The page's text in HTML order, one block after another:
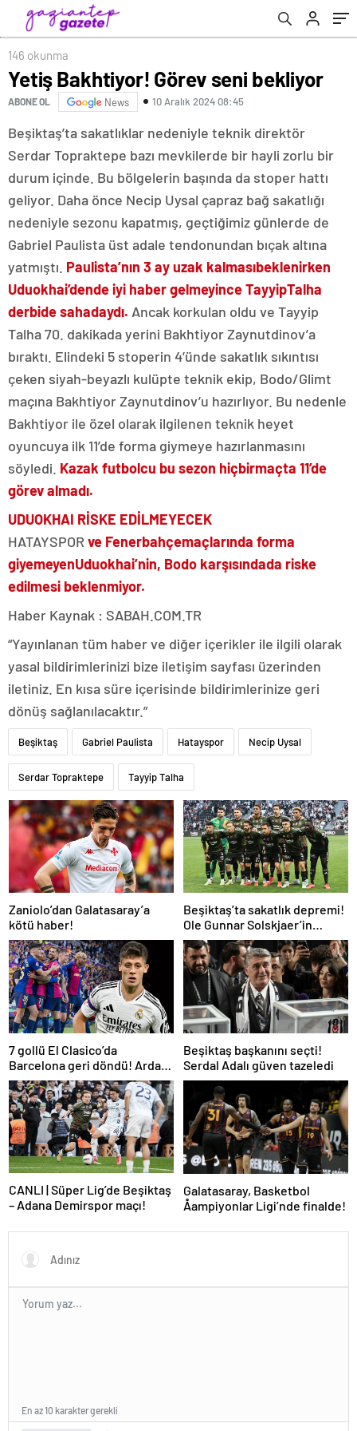
146 okunma
Yetiş Bakhtiyor! Görev seni bekliyor
ABONE OL News 10 Aralık 2024 08:45
Beşiktaş’ta sakatlıklar nedeniyle teknik direktör
Serdar Topraktepe bazı mevkilerde bir hayli zorlu bir
durum içinde. Bu bölgelerin başında da stoper hattı
geliyor. Daha önce Necip Uysal çapraz bağ sakatlığı
nedeniyle sezonu kapatmış, geçtiğimiz günlerde de
Gabriel Paulista üst adale tendonundan bıçak altına
yatmıştı. Paulista’nın 3 ay uzak kalmasıbeklenirken
Uduokhai’dende iyi haber gelmeyince TayyipTalha
derbide sahadaydı. Ancak korkulan oldu ve Tayyip
Talha 70. dakikada yerini Bakhtiyor Zaynutdinov’a
bıraktı. Elindeki 5 stoperin 4’ünde sakatlık sıkıntısı
çeken siyah-beyazlı kulüpte teknik ekip, Bodo/Glimt
maçına Bakhtiyor Zaynutdinov’u hazırlıyor. Bu nedenle
Bakhtiyor ile özel olarak ilgilenen teknik heyet
oyuncuya ilk 11’de forma giymeye hazırlanmasını
söyledi. Kazak futbolcu bu sezon hiçbirmaçta 11’de
görev almadı.
UDUOKHAI RİSKE EDİLMEYECEK
HATAYSPOR ve Fenerbahçemaçlarında forma
giyemeyenUduokhai’nin, Bodo karşısındada riske
edilmesi beklenmiyor.
Haber Kaynak : SABAH.COM.TR
“Yayınlanan tüm haber ve diğer içerikler ile ilgili olarak
yasal bildirimlerinizi bize iletişim sayfası üzerinden
iletiniz. En kısa süre içerisinde bildirimlerinize geri
dönüş sağlanılacaktır.”
Beşiktaş Gabriel Paulista Hatayspor Necip Uysal
Serdar Topraktepe Tayyip Talha
Zaniolo’dan Galatasaray’a
kötü haber!
Beşiktaş’ta sakatlık depremi!
Ole Gunnar Solskjaer’in
tepkisi dikkat çekti
7 gollü El Clasico’da
Barcelona geri döndü! Arda
oynadı, Mbappe yetmedi
Beşiktaş başkanını seçti!
Serdal Adalı güven tazeledi
CANLI | Süper Lig’de Beşiktaş
– Adana Demirspor maçı!
Galatasaray, Basketbol
Åampiyonlar Ligi’nde finalde!
En az 10 karakter gerekli